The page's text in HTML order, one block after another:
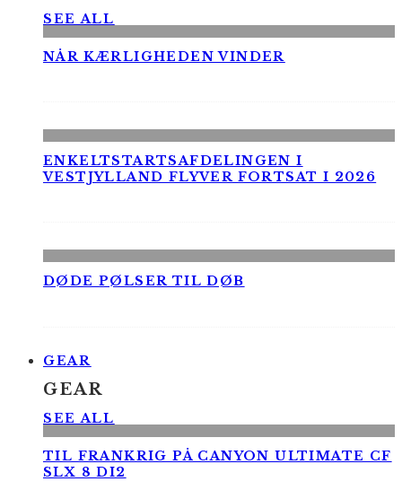
SEE ALL
NÅR KÆRLIGHEDEN VINDER
ENKELTSTARTSAFDELINGEN I
VESTJYLLAND FLYVER FORTSAT I 2026
DØDE PØLSER TIL DØB
GEAR
GEAR
SEE ALL
TIL FRANKRIG PÅ CANYON ULTIMATE CF
SLX 8 DI2